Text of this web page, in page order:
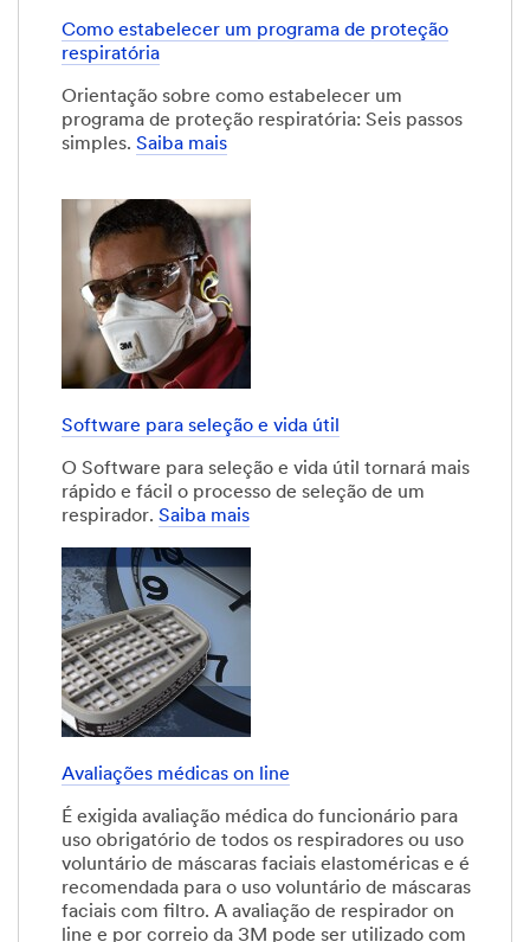
Como estabelecer um programa de proteção
respiratória
Orientação sobre como estabelecer um
programa de proteção respiratória: Seis passos
simples. Saiba mais
Software para seleção e vida útil
O Software para seleção e vida útil tornará mais
rápido e fácil o processo de seleção de um
respirador. Saiba mais
Avaliações médicas on line
É exigida avaliação médica do funcionário para
uso obrigatório de todos os respiradores ou uso
voluntário de máscaras faciais elastoméricas e é
recomendada para o uso voluntário de máscaras
faciais com filtro. A avaliação de respirador on
line e por correio da 3M pode ser utilizado com